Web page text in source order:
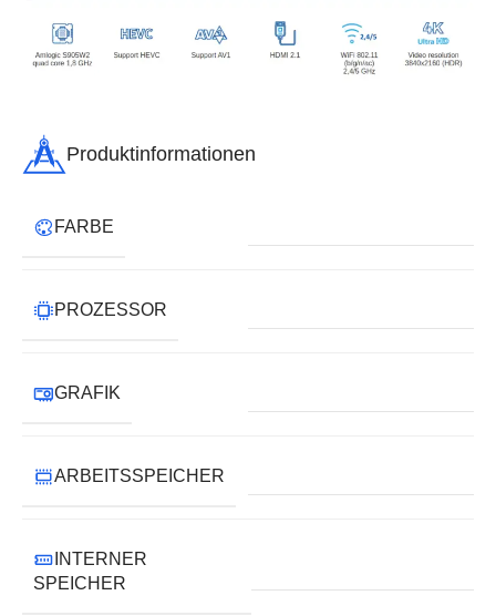
Produktinformationen
FARBE
PROZESSOR
GRAFIK
ARBEITSSPEICHER
INTERNER
SPEICHER